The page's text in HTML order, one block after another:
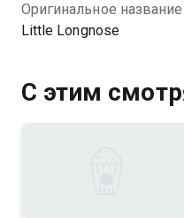
Оригинальное название
Little Longnose
С этим